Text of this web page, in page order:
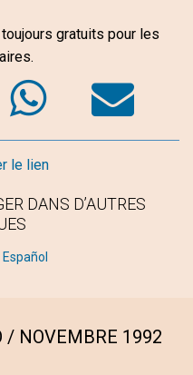
gratuits pour les
le lien
DANS D’AUTRES
Español
/ NOVEMBRE 1992